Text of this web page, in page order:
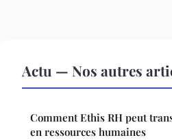
Actu — Nos autres
Comment Ethis RH peut
en ressources humaines